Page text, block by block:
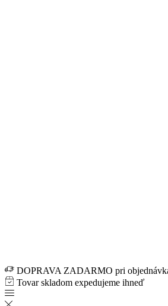
DOPRAVA ZADARMO pri
Tovar skladom expedujeme ihneď